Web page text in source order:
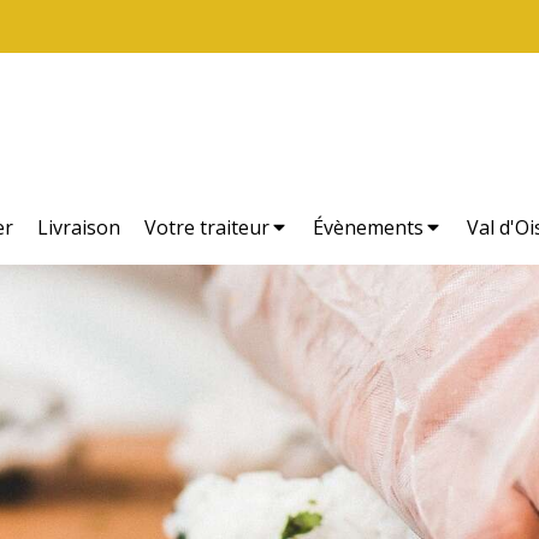
Livraison Votre traiteur Évènements Val